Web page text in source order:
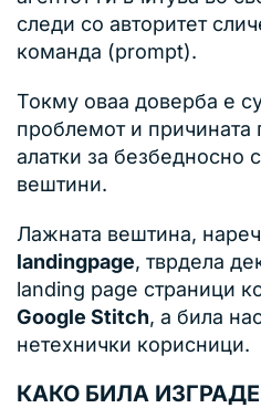
следи со авторитет
команда (prompt).
Токму оваа доверба е
проблемот и причината
алатки за безбедносно
вештини.
Лажната вештина,
landingpage, тврдела
landing page страници
Google Stitch, а била
нетехнички корисници.
КАКО БИЛА